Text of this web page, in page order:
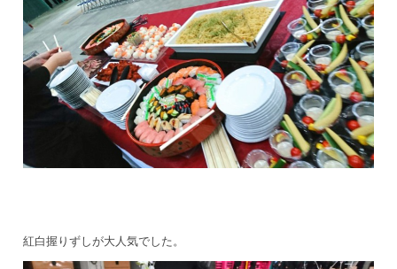
紅白握りずしが大人気でした。